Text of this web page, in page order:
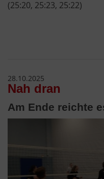
(25:20, 25:23, 25:22)
28.10.2025
Nah dran
Am Ende reichte